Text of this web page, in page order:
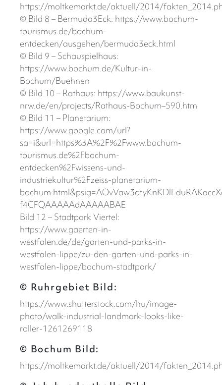
https://moltkemarkt.de/aktuell/2014/
© Bild 8 – Bermuda3Eck: https://www.bochum-
tourismus.de/bochum-
entdecken/ausgehen/bermuda3eck.html
© Bild 9 – Schauspielhaus:
https://www.bochum.de/Kultur-in-
Bochum/Buehnen
© Bild 10 – Rathaus: https://www.baukunst-
nrw.de/en/projects/Rathaus-Bochum–590.htm
© Bild 11 – Planetarium:
https://www.google.com/url?
sa=i&url=https%3A%2F%2Fwww.bochum-
tourismus.de%2Fbochum-
entdecken%2Fwissens-und-
industriekultur%2Fzeiss-planetarium-
f4CFQAAAAAdAAAAABAE
Bild 12 – Stadtpark Viertel:
https://www.gaerten-in-
westfalen.de/de/garten-und-parks-in-
westfalen-lippe/zu-den-garten-und-parks-in-
westfalen-lippe/bochum-stadtpark/
© Ruhrgebiet Bild:
https://www.shutterstock.com/hu/image-
photo/walk-industrial-landmark-looks-like-
roller-1261269118
© Bochum Bild:
https://moltkemarkt.de/aktuell/2014/